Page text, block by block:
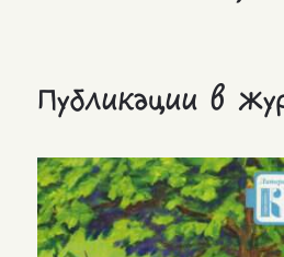
Публикации в